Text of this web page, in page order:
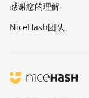
感谢您的理解
NiceHash团队